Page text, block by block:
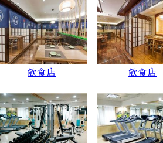
飲食店 飲食店